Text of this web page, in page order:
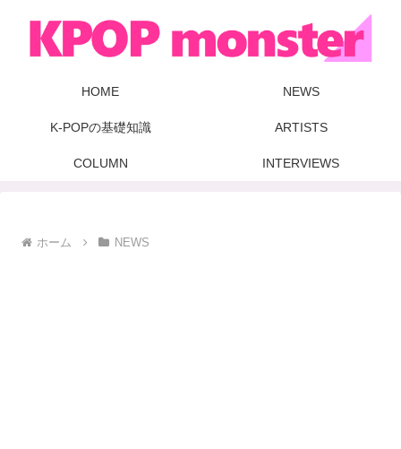
HOME NEWS
K-POPの基礎知識 ARTISTS
COLUMN INTERVIEWS
ホーム NEWS